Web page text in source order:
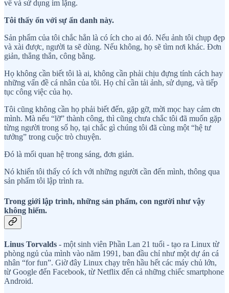
về và sử dụng im lặng.
Tôi thấy ổn với sự ẩn danh này.
Sản phẩm của tôi chắc hẳn là có ích cho ai đó. Nếu ảnh tôi chụp đẹp
và xài được, người ta sẽ dùng. Nếu không, họ sẽ tìm nơi khác. Đơn
giản, thẳng thắn, công bằng.
Họ không cần biết tôi là ai, không cần phải chịu đựng tính cách hay
những vấn đề cá nhân của tôi. Họ chỉ cần tải ảnh, sử dụng, và tiếp
tục công việc của họ.
Tôi cũng không cần họ phải biết đến, gặp gỡ, mời mọc hay cảm ơn
mình. Mà nếu “lỡ” thành công, thì cũng chưa chắc tôi đã muốn gặp
từng người trong số họ, tại chắc gì chúng tôi đã cùng một “hệ tư
tưởng” trong cuộc trò chuyện.
Đó là mối quan hệ trong sáng, đơn giản.
Nó khiến tôi thấy có ích với những người cần đến mình, thông qua
sản phẩm tôi lập trình ra.
Trong giới lập trình, những sản phẩm, con người như vậy
không hiếm.
Linus Torvalds - một sinh viên Phần Lan 21 tuổi - tạo ra Linux từ
phòng ngủ của mình vào năm 1991, ban đầu chỉ như một dự án cá
nhân “for fun”. Giờ đây Linux chạy trên hầu hết các máy chủ lớn,
từ Google đến Facebook, từ Netflix đến cả những chiếc smartphone
Android.